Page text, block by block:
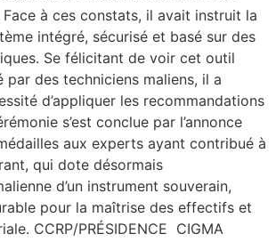
à ces constats, il avait instruit la
intégré, sécurisé et basé sur des
Se félicitant de voir cet outil
des techniciens maliens, il a
d’appliquer les recommandations
s’est conclue par l’annonce
aux experts ayant contribué à
qui dote désormais
d’un instrument souverain,
pour la maîtrise des effectifs et
CCRP/PRÉSIDENCE CIGMA